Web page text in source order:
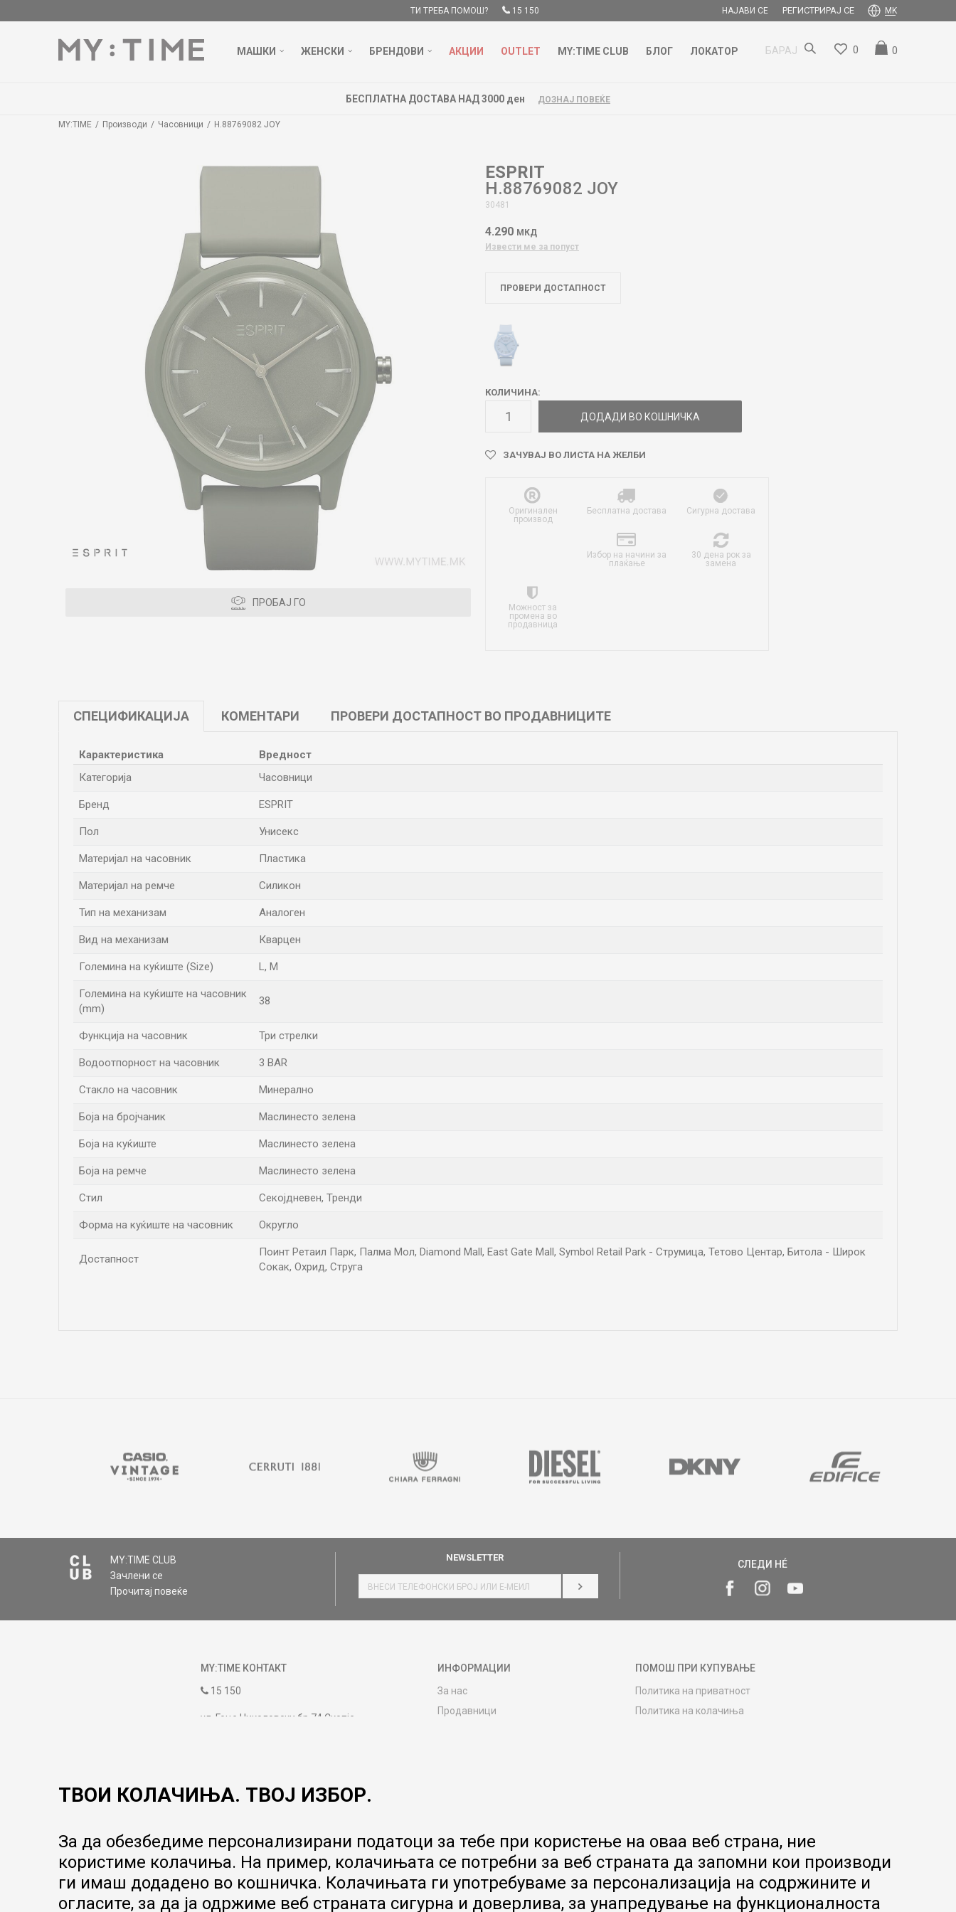
ТИ ТРЕБА ПОМОШ? 15 150 НАЈАВИ СЕ РЕГИСТРИРАЈ СЕ MK
МАШКИ ЖЕНСКИ БРЕНДОВИ АКЦИИ OUTLET MY:TIME CLUB БЛОГ ЛОКАТОР БАРАЈ 0
0
БЕСПЛАТНА ДОСТАВА НАД 3000 ден ДОЗНАЈ ПОВЕЌЕ
MY:TIME Производи Часовници H.88769082 JOY
ПРОБАЈ ГО
ESPRIT
H.88769082 JOY
30481
4.290 МКД
Извести ме за попуст
ПРОВЕРИ ДОСТАПНОСТ
КОЛИЧИНА:
ДОДАДИ ВО КОШНИЧКА
ЗАЧУВАЈ ВО ЛИСТА НА ЖЕЛБИ
Оригинален
производ
Бесплатна достава Сигурна достава
Избор на начини за
плаќање
30 дена рок за
замена
Можност за
промена во
продавница
СПЕЦИФИКАЦИЈА КОМЕНТАРИ ПРОВЕРИ ДОСТАПНОСТ ВО ПРОДАВНИЦИТЕ
Карактеристика
Вредност
Категорија
Часовници
Бренд ESPRIT
Пол Унисекс
Материјал на часовник Пластика
Материјал на ремче Силикон
Тип на механизам Аналоген
Вид на механизам Кварцен
Големина на куќиште (Size) L, M
Големина на куќиште на часовник
(mm)
38
Функција на часовник Три стрелки
Водоотпорност на часовник 3 BAR
Стакло на часовник Минерално
Боја на бројчаник Маслинесто зелена
Боја на куќиште Маслинесто зелена
Боја на ремче Маслинесто зелена
Стил Секојдневен, Тренди
Форма на куќиште на часовник Округло
Достапност
Поинт Ретаил Парк, Палма Мол, Diamond Mall, East Gate Mall, Symbol Retail Park - Струмица, Тетово Центар, Битола - Широк
Сокак, Охрид, Струга
ИСПРАТИ
MY:TIME CLUB
Зачлени се
Прочитај повеќе
NEWSLETTER
НАЈАВИ СЕ
СЛЕДИ НÉ
MY:TIME КОНТАКТ
15 150
ул. Гоце Николовски бр.74 Скопје
09:00 до 17:00
ИНФОРМАЦИИ
За нас
Продавници
Гаранција за производ
Ценовник
ПОМОШ ПРИ КУПУВАЊЕ
Политика на приватност
Политика на колачиња
Product Finder
FAQs
ТВОИ КОЛАЧИЊА. ТВОЈ ИЗБОР.
За да обезбедиме персонализирани податоци за тебе при користење на оваа веб страна, ние
користиме колачиња. На пример, колачињата се потребни за веб страната да запомни кои производи
ги имаш додадено во кошничка. Колачињата ги употребуваме за персонализација на содржините и
огласите, за да ја одржиме веб страната сигурна и доверлива, за унапредување на функционалноста